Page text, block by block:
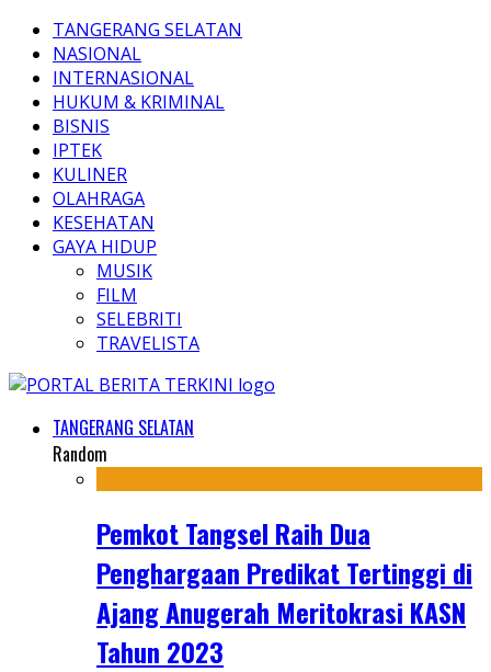
TANGERANG SELATAN
NASIONAL
INTERNASIONAL
HUKUM & KRIMINAL
BISNIS
IPTEK
KULINER
OLAHRAGA
KESEHATAN
GAYA HIDUP
MUSIK
FILM
SELEBRITI
TRAVELISTA
TANGERANG SELATAN
Random
Pemkot Tangsel Raih Dua
Penghargaan Predikat Tertinggi di
Ajang Anugerah Meritokrasi KASN
Tahun 2023